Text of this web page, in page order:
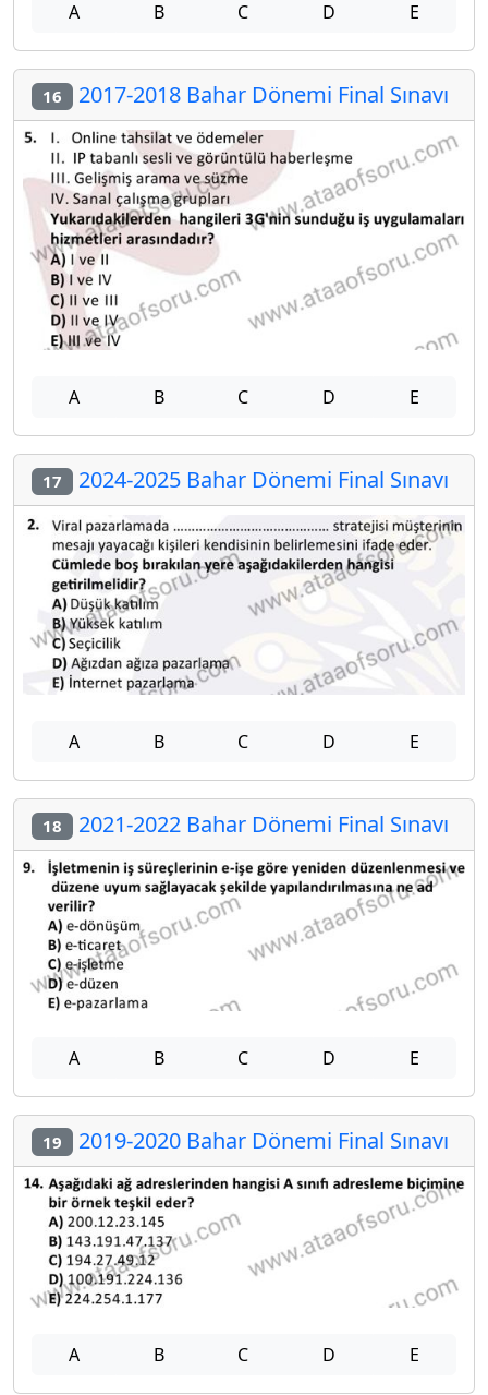
A B C D E
16 2017-2018 Bahar Dönemi Final Sınavı
A B C D E
17 2024-2025 Bahar Dönemi Final Sınavı
A B C D E
18 2021-2022 Bahar Dönemi Final Sınavı
A B C D E
19 2019-2020 Bahar Dönemi Final Sınavı
A B C D E